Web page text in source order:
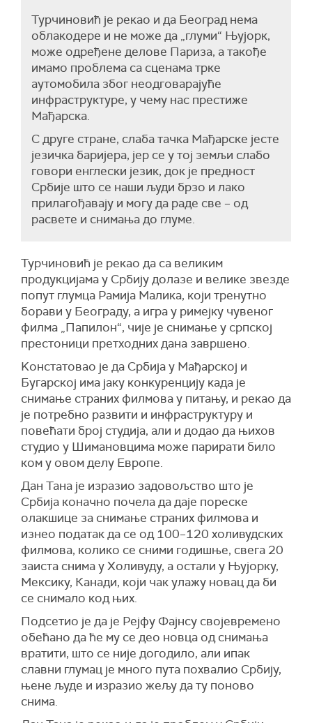
Турчиновић је рекао и да Београд нема
облакодере и не може да „глуми“ Њујорк,
може одређене делове Париза, а такође
имамо проблема са сценама трке
аутомобила због неодговарајуће
инфраструктуре, у чему нас престиже
Мађарска.
С друге стране, слаба тачка Мађарске јесте
језичка баријера, јер се у тој земљи слабо
говори енглески језик, док је предност
Србије што се наши људи брзо и лако
прилагођавају и могу да раде све – од
расвете и снимања до глуме.
Турчиновић је рекао да са великим
продукцијама у Србију долазе и велике звезде
попут глумца Рамија Малика, који тренутно
борави у Београду, а игра у римејку чувеног
филма „Папилон“, чије је снимање у српској
престоници претходних дана завршено.
Kонстатовао je да Србија у Мађарској и
Бугарској има јаку конкуренцију када је
снимање страних филмова у питању, и рекао да
је потребно развити и инфраструктуру и
повећати број студија, али и додао да њихов
студио у Шимановцима може парирати било
ком у овом делу Европе.
Дан Тана је изразио задовољство што је
Србија коначно почела да даје пореске
олакшице за снимање страних филмова и
изнео податак да се од 100–120 холивудских
филмова, колико се сними годишње, свега 20
заиста снима у Холивуду, а остали у Њујорку,
Мексику, Канади, који чак улажу новац да би
се снимало код њих.
Подсетио је да је Рејфу Фајнсу својевремено
обећано да ће му се део новца од снимања
вратити, што се није догодило, али ипак
славни глумац је много пута похвалио Србију,
њене људе и изразио жељу да ту поново
снима.